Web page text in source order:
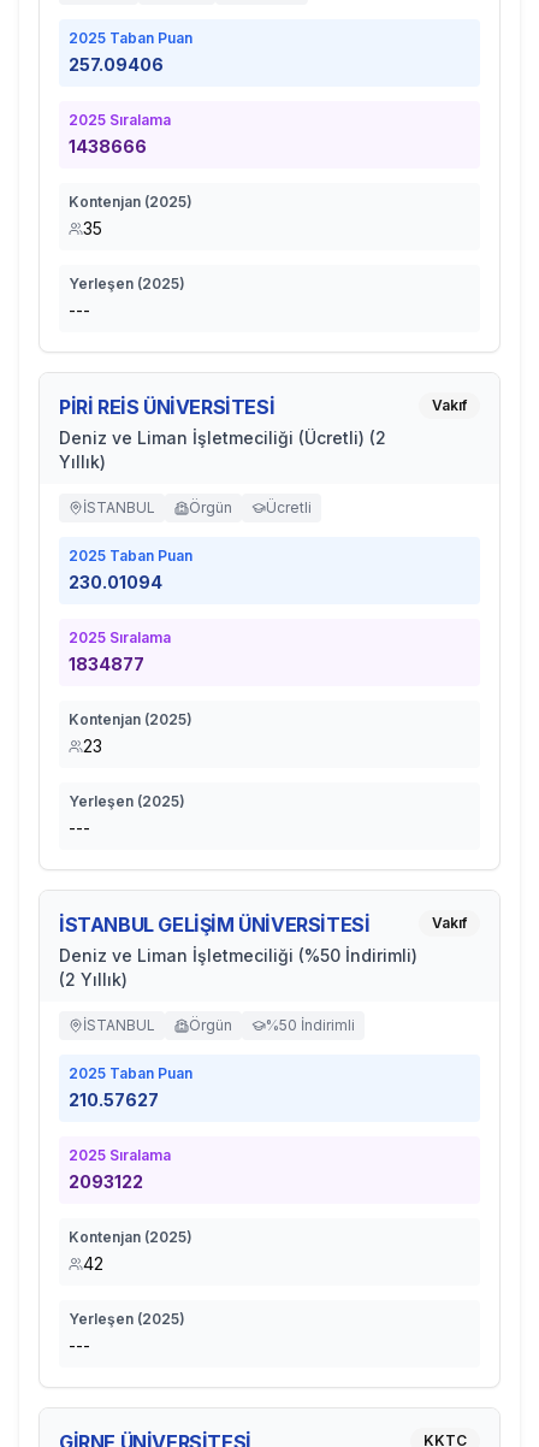
2025 Taban Puan
257.09406
2025 Sıralama
1438666
Kontenjan (2025)
35
Yerleşen (2025)
---
PİRİ REİS ÜNİVERSİTESİ
Deniz ve Liman İşletmeciliği (Ücretli) (2
Yıllık)
Vakıf
İSTANBUL Örgün Ücretli
2025 Taban Puan
230.01094
2025 Sıralama
1834877
Kontenjan (2025)
23
Yerleşen (2025)
---
İSTANBUL GELİŞİM ÜNİVERSİTESİ
Deniz ve Liman İşletmeciliği (%50 İndirimli)
(2 Yıllık)
Vakıf
İSTANBUL Örgün %50 İndirimli
2025 Taban Puan
210.57627
2025 Sıralama
2093122
Kontenjan (2025)
42
Yerleşen (2025)
---
GİRNE ÜNİVERSİTESİ KKTC